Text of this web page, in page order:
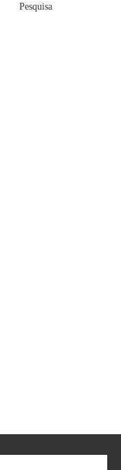
Pesquisa